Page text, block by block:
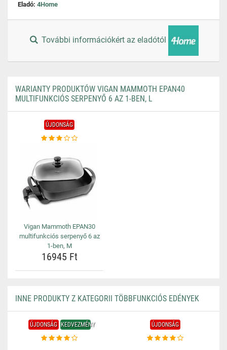
Eladó: 4Home
További információkért az eladótól
WARIANTY PRODUKTÓW VIGAN MAMMOTH EPAN40
MULTIFUNKCIÓS SERPENYŐ 6 AZ 1-BEN, L
ÚJDONSÁG
Vigan Mammoth EPAN30
multifunkciós serpenyő 6 az
1-ben, M
16945 Ft
INNE PRODUKTY Z KATEGORII TÖBBFUNKCIÓS EDÉNYEK
ÚJDONSÁG KEDVEZMÉNY ÚJDONSÁG